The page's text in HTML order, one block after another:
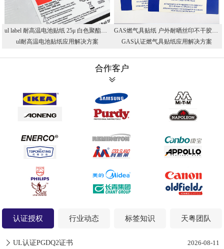
ul label 耐高温电池贴纸 25μ 白色聚酯PET不干胶 UL授权印刷厂家
ul耐高温电池贴纸应用解决方案
GAS燃气具贴纸 户外耐晒丝印不干胶 防高温防油标贴 CSA认证PET标贴
GAS认证燃气具贴纸应用解决方案
合作客户
认证授权 行业动态 标签知识 天粤团队
2026-08-11
UL认证PGDQ2证书